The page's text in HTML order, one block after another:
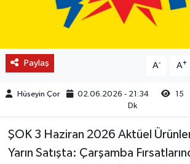
Paylaş A- A+
Hüseyin Çor 02.06.2026 - 21:34 15
Dk
ŞOK 3 Haziran 2026 Aktüel
Yarın Satışta: Çarşamba